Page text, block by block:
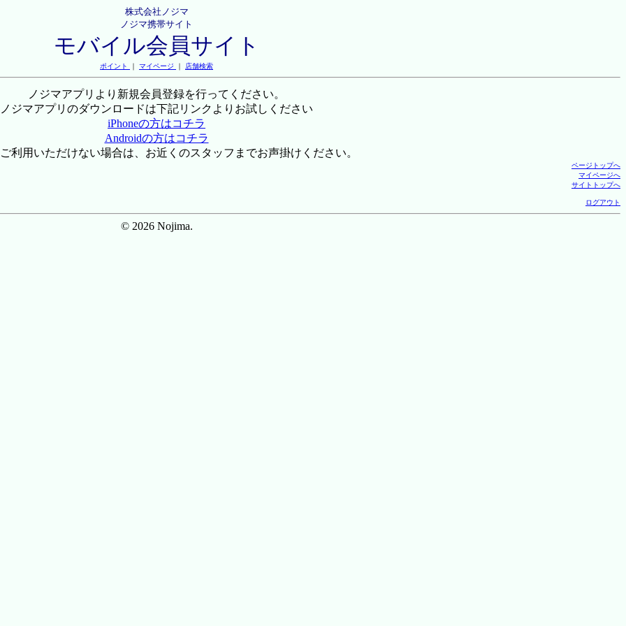
株式会社ノジマ
ノジマ携帯サイト
モバイル会員サイト
ポイント ｜ マイページ ｜ 店舗検索
ノジマアプリより新規会員登録を行ってください。
ノジマアプリのダウンロードは下記リンクよりお試しください
iPhoneの方はコチラ
Androidの方はコチラ
利用いただけない場合は、お近くのスタッフまでお声掛けください。
ページトップへ
マイページへ
サイトトップへ
ログアウト
© 2026 Nojima.